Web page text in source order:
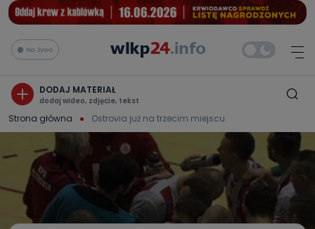
Na żywo
DODAJ MATERIAŁ
dodaj wideo, zdjęcie, tekst
Strona główna Ostrovia już na trzecim miejscu